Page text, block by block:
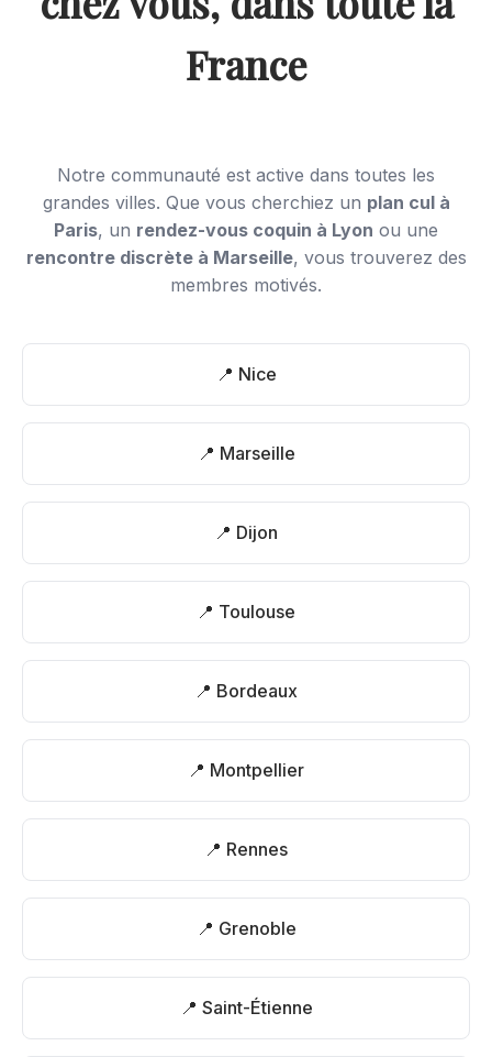
France
Notre communauté est active dans toutes les
grandes villes. Que vous cherchiez un plan cul à
Paris, un rendez-vous coquin à Lyon ou une
rencontre discrète à Marseille, vous trouverez des
membres motivés.
📍 Nice
📍 Marseille
📍 Dijon
📍 Toulouse
📍 Bordeaux
📍 Montpellier
📍 Rennes
📍 Grenoble
📍 Saint-Étienne